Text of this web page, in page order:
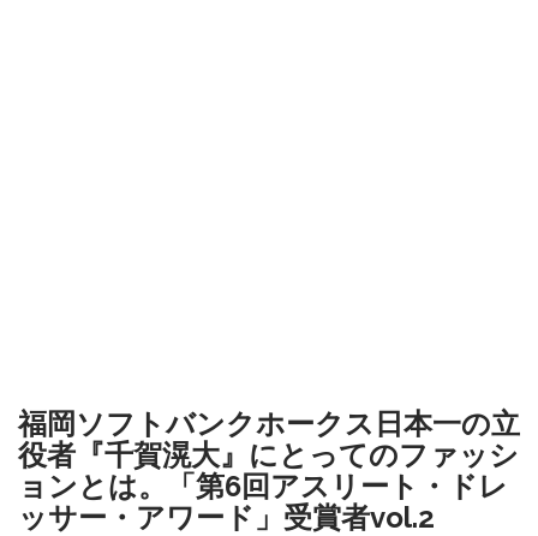
福岡ソフトバンクホークス日本一の立
役者『千賀滉大』にとってのファッシ
ョンとは。「第6回アスリート・ドレ
ッサー・アワード」受賞者vol.2